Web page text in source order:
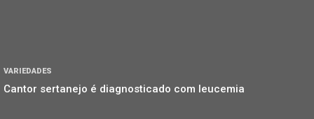
VARIEDADES
Cantor sertanejo é diagnosticado com leucemia